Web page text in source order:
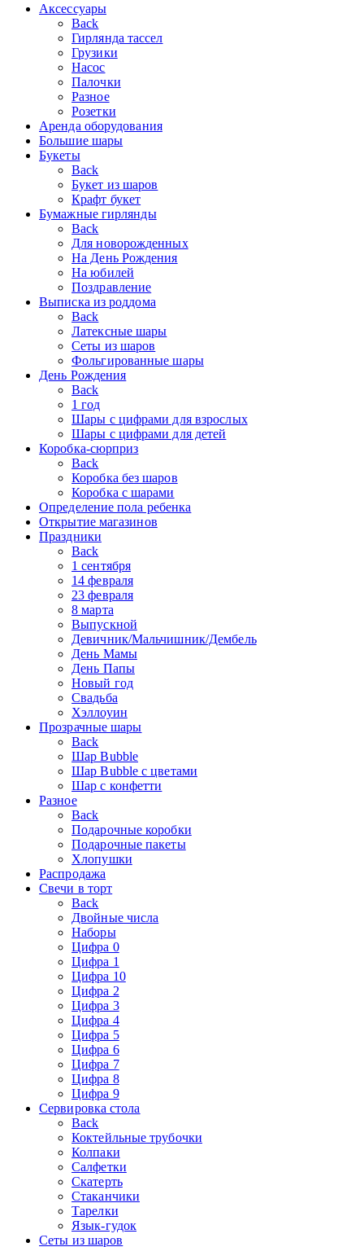
Аксессуары
Back
Гирлянда тассел
Грузики
Насос
Палочки
Разное
Розетки
Аренда оборудования
Большие шары
Букеты
Back
Букет из шаров
Крафт букет
Бумажные гирлянды
Back
Для новорожденных
На День Рождения
На юбилей
Поздравление
Выписка из роддома
Back
Латексные шары
Сеты из шаров
Фольгированные шары
День Рождения
Back
1 год
Шары с цифрами для взрослых
Шары с цифрами для детей
Коробка-сюрприз
Back
Коробка без шаров
Коробка с шарами
Определение пола ребенка
Открытие магазинов
Праздники
Back
1 сентября
14 февраля
23 февраля
8 марта
Выпускной
Девичник/Мальчишник/Дембель
День Мамы
День Папы
Новый год
Свадьба
Хэллоуин
Прозрачные шары
Back
Шар Bubble
Шар Bubble с цветами
Шар с конфетти
Разное
Back
Подарочные коробки
Подарочные пакеты
Хлопушки
Распродажа
Свечи в торт
Back
Двойные числа
Наборы
Цифра 0
Цифра 1
Цифра 10
Цифра 2
Цифра 3
Цифра 4
Цифра 5
Цифра 6
Цифра 7
Цифра 8
Цифра 9
Сервировка стола
Back
Коктейльные трубочки
Колпаки
Салфетки
Скатерть
Стаканчики
Тарелки
Язык-гудок
Сеты из шаров